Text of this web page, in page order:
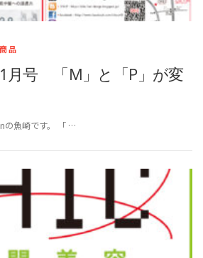
品
月号 「M」と「P」が変
の魚崎です。 「 …